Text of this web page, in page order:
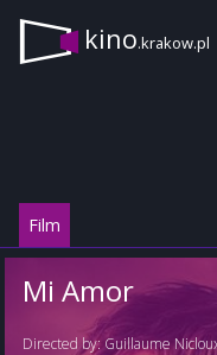
kino.krakow.pl
Film
Mi Amor
Directed by: Guillaume